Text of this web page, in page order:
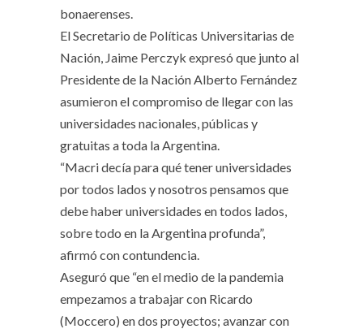
bonaerenses.
El Secretario de Políticas Universitarias de
Nación, Jaime Perczyk expresó que junto al
Presidente de la Nación Alberto Fernández
asumieron el compromiso de llegar con las
universidades nacionales, públicas y
gratuitas a toda la Argentina.
“Macri decía para qué tener universidades
por todos lados y nosotros pensamos que
debe haber universidades en todos lados,
sobre todo en la Argentina profunda”,
afirmó con contundencia.
Aseguró que “en el medio de la pandemia
empezamos a trabajar con Ricardo
(Moccero) en dos proyectos; avanzar con